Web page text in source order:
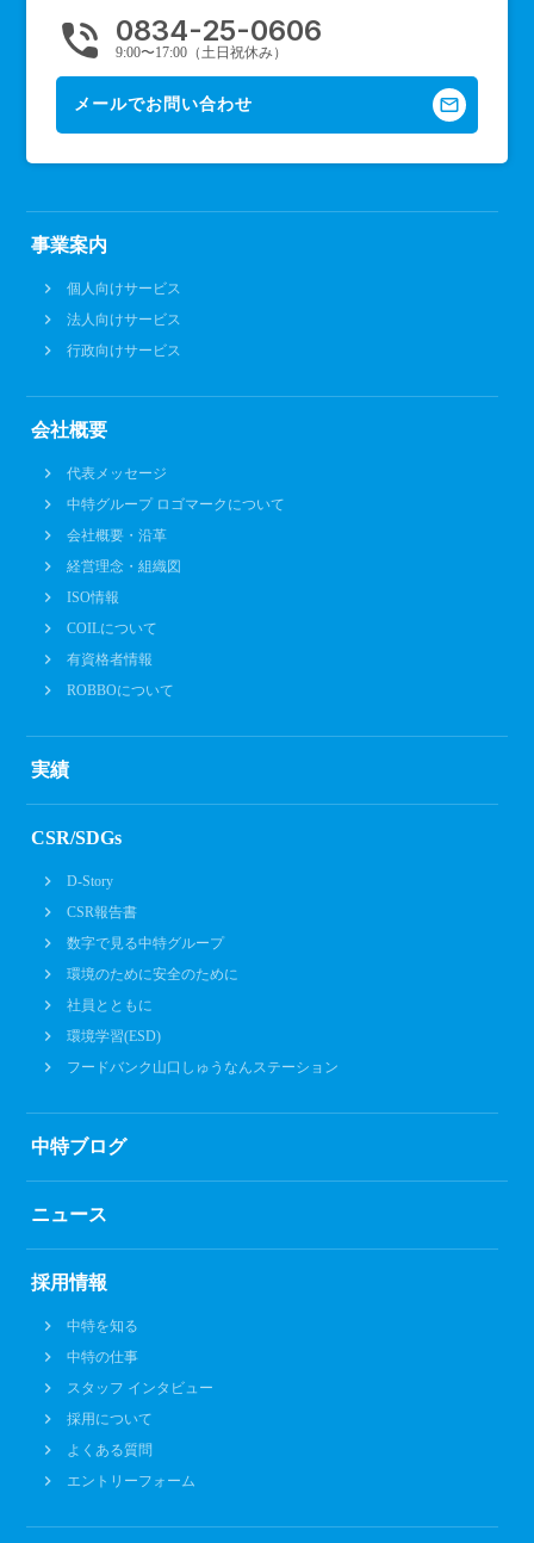
phone_in_talk 0834-25-0606
9:00〜17:00（土日祝休み）
メールでお問い合わせ mail_outline
事業案内
個人向けサービス
法人向けサービス
行政向けサービス
会社概要
代表メッセージ
中特グループ ロゴマークについて
会社概要・沿革
経営理念・組織図
ISO情報
COILについて
有資格者情報
ROBBOについて
実績
CSR/SDGs
D-Story
CSR報告書
数字で見る中特グループ
環境のために安全のために
社員とともに
環境学習(ESD)
フードバンク山口しゅうなんステーション
中特ブログ
ニュース
採用情報
中特を知る
中特の仕事
スタッフ インタビュー
採用について
よくある質問
エントリーフォーム